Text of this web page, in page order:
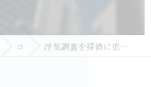
コラム 浮気調査を探偵に依頼する際の千葉県八千代市で知っておきたい費用や調査方法ガイド